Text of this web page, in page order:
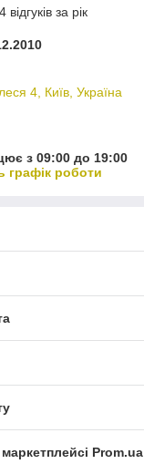
за рік
4, Київ, Україна
з 09:00 до 19:00
графік роботи
Prom.ua